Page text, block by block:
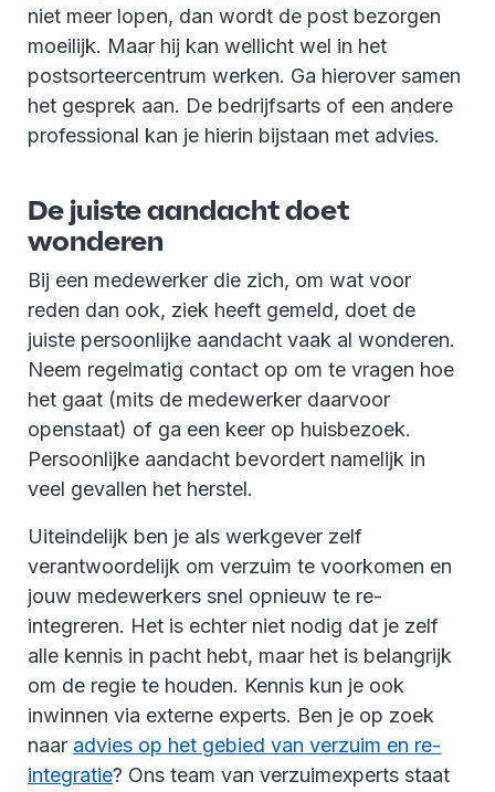
niet meer lopen, dan wordt de post bezorgen
moeilijk. Maar hij kan wellicht wel in het
postsorteercentrum werken. Ga hierover samen
het gesprek aan. De bedrijfsarts of een andere
professional kan je hierin bijstaan met advies.
De juiste aandacht doet
wonderen
Bij een medewerker die zich, om wat voor
reden dan ook, ziek heeft gemeld, doet de
juiste persoonlijke aandacht vaak al wonderen.
Neem regelmatig contact op om te vragen hoe
het gaat (mits de medewerker daarvoor
openstaat) of ga een keer op huisbezoek.
Persoonlijke aandacht bevordert namelijk in
veel gevallen het herstel.
Uiteindelijk ben je als werkgever zelf
verantwoordelijk om verzuim te voorkomen en
jouw medewerkers snel opnieuw te re-
integreren. Het is echter niet nodig dat je zelf
alle kennis in pacht hebt, maar het is belangrijk
om de regie te houden. Kennis kun je ook
inwinnen via externe experts. Ben je op zoek
naar advies op het gebied van verzuim en re-
integratie? Ons team van verzuimexperts staat